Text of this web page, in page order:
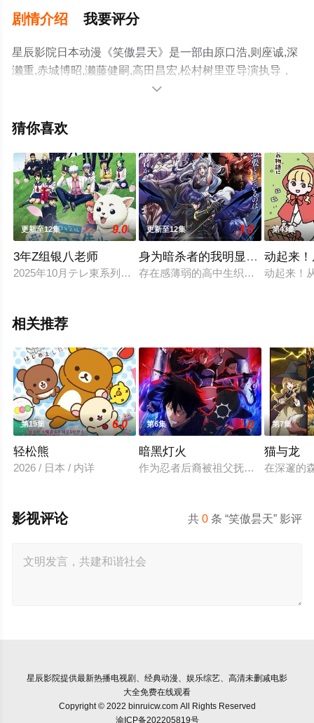
剧情介绍 我要评分
星辰影院日本动漫《笑傲昙天》是一部由原口浩,则座诚,深
濑重,赤城博昭,濑藤健嗣,高田昌宏,松村树里亚导演执导，
中村悠一,梶裕贵,代永翼,樱井孝宏,能登麻美子,鸟海浩辅,佐
演绎的日本动漫，大结局剧情已揭晓（全12集），手机免
相关信息可移步至豆瓣动漫、电视猫或剧情网等平台了
解。

猜你喜欢
更新至12集 9.0
3年Z组银八老师
2025年10月テレ東系列にて放送決定！
更新至12集 3.0
身为暗杀者的我明显比勇者还强
存在感薄弱的高中生织田晶，有一天
第43集
动起来
动起来！
相关推荐
第19集 6.0
轻松熊
2026 / 日本 / 内详
第6集 1.0
暗黑灯火
作为忍者后裔被祖父抚养长大、拥有
第7集
猫与龙
在深邃的
共0 条 “笑傲昙天” 影评
影视评论
星辰影院提供最新热播电视剧、经典动漫、娱乐综艺、高清未删减电影
大全免费在线观看
Copyright © 2022 binruicw.com All Rights Reserved
渝ICP备202205819号